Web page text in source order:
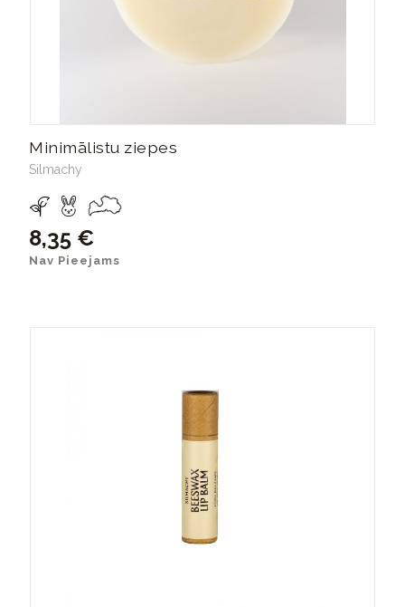
Minimālistu ziepes
Silmachy
8,35 €
Nav Pieejams